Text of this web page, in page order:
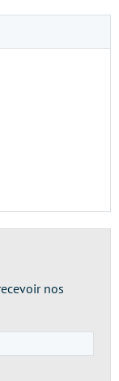
nos